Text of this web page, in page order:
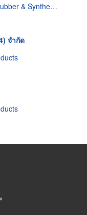
Rubber Products
จำกัด